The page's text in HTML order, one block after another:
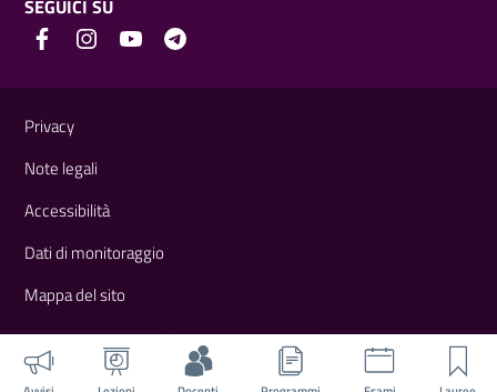
SEGUICI SU
Privacy
Note legali
Accessibilità
Dati di monitoraggio
Mappa del sito